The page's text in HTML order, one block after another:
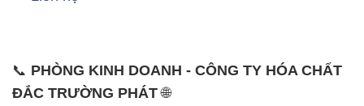
📞 PHÒNG KINH DOANH - CÔNG TY HÓA CHẤT
ĐẮC TRƯỜNG PHÁT🌐